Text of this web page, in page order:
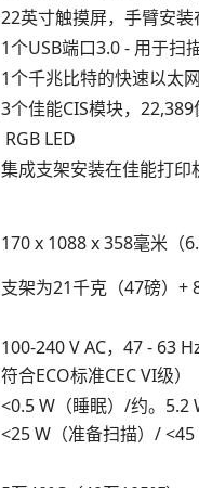
22英寸触摸屏，手臂安装
1个USB端口3.0 - 用于扫
1个千兆比特的快速以太
3个佳能CIS模块，
RGB LED
集成支架安装在佳能打印
170 x 1088 x 358毫米（
支架为21千克（47磅）+
100-240 V AC，47 - 63
符合ECO标准CEC VI级）
<0.5 W（睡眠）/约。5.2
<25 W（准备扫描）/ <45